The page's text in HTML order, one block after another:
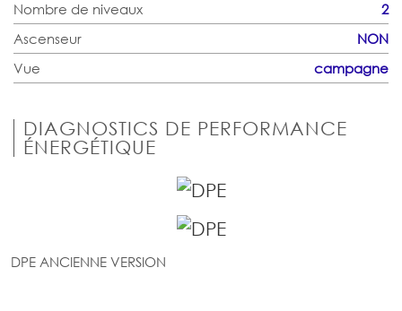
Nombre de niveaux
2
Ascenseur
NON
Vue
campagne
DIAGNOSTICS DE PERFORMANCE
ÉNERGÉTIQUE
DPE ANCIENNE VERSION